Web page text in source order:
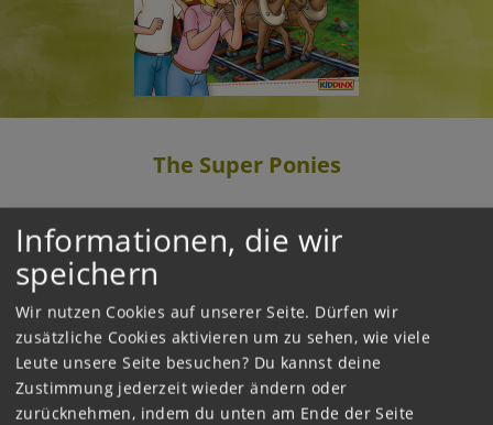
The Super Ponies
2022
What's the matter with Max and Moritz? The
two carriage ponies easily overtake Bibi and
Tina on their horses while racing. Then they
effortlessly pull a broken train into the station!
Bibi assures everyone that she did not use her
magic on the pony twins. But where did their
superpowers come from so suddenly?
Informationen, die wir
speichern
Wir nutzen Cookies auf unserer Seite. Dürfen wir
zusätzliche Cookies aktivieren um zu sehen, wie viele
Leute unsere Seite besuchen? Du kannst deine
Zustimmung jederzeit wieder ändern oder
zurücknehmen, indem du unten am Ende der Seite